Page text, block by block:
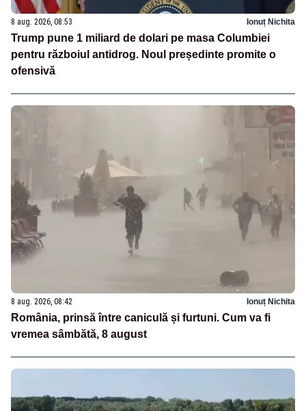
8 aug. 2026, 08:53 Ionuț Nichita
Trump pune 1 miliard de dolari pe masa Columbiei
pentru războiul antidrog. Noul președinte promite o
ofensivă
8 aug. 2026, 08:42 Ionuț Nichita
România, prinsă între caniculă și furtuni. Cum va fi
vremea sâmbătă, 8 august